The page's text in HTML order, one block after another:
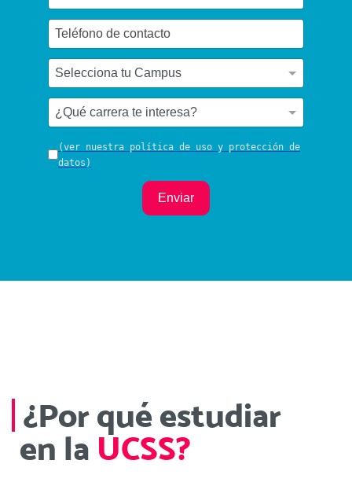
(ver nuestra política de uso y protección de
datos)
Enviar
¿Por qué estudiar
en la UCSS?